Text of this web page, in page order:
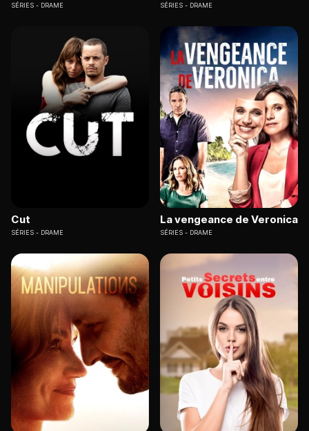
SÉRIES DRAME SÉRIES DRAME
Cut
SÉRIES DRAME
La vengeance de Veronica
SÉRIES DRAME